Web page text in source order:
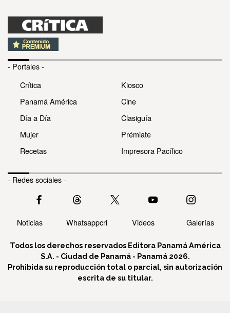
- Portales -
Crítica
Panamá América
Día a Día
Mujer
Recetas
Kiosco
Cine
Clasiguía
Prémiate
Impresora Pacífico
- Redes sociales -
Noticias Whatsappcri Videos Galerías
Todos los derechos reservados Editora Panamá América
S.A. - Ciudad de Panamá - Panamá 2026.
Prohibida su reproducción total o parcial, sin autorización
escrita de su titular.